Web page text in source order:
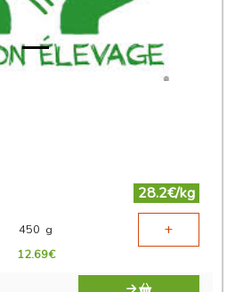
28.2€/kg
450 g +
12.69€